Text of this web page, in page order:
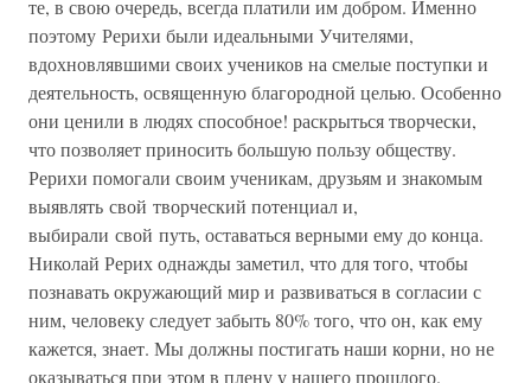
те, в свою очередь, всегда платили им добром. Именно
поэтому Рерихи были идеальными Учителями,
вдохновлявшими своих учеников на смелые поступки и
деятельность, освященную благородной целью. Особенно
они ценили в людях способное! раскрыться творчески,
что позволяет приносить большую пользу обществу.
Рерихи помогали своим ученикам, друзьям и знакомым
выявлять свой творческий потенциал и,
выбирали свой путь, оставаться верными ему до конца.
Николай Рерих однажды заметил, что для того, чтобы
познавать окружающий мир и развиваться в согласии с
ним, человеку следует забыть 80% того, что он, как ему
кажется, знает. Мы должны постигать наши корни, но не
оказываться при этом в плену у нашего прошлого.